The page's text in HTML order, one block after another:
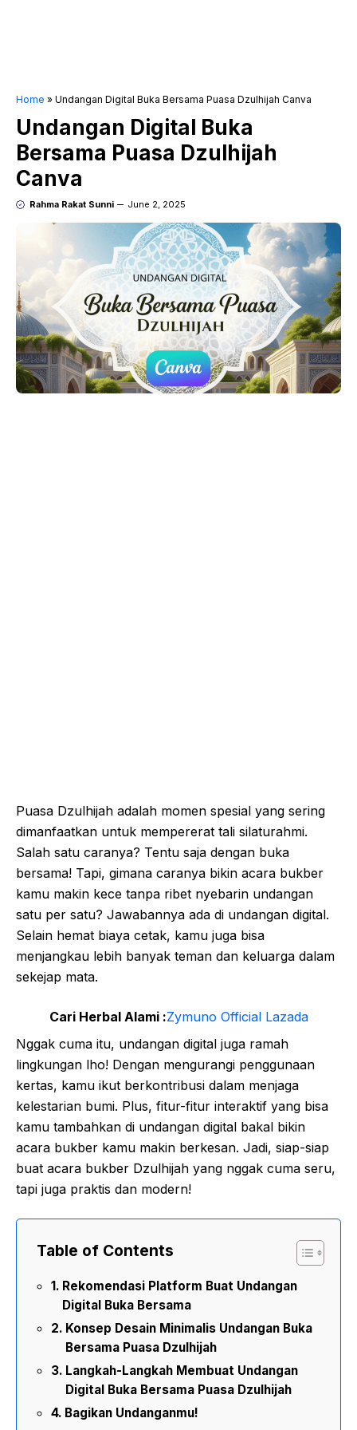
Home » Undangan Digital Buka Bersama Puasa Dzulhijah Canva
Undangan Digital Buka
Bersama Puasa Dzulhijah
Canva
Rahma Rakat Sunni June 2, 2025
Puasa Dzulhijah adalah momen spesial yang sering
dimanfaatkan untuk mempererat tali silaturahmi.
Salah satu caranya? Tentu saja dengan buka
bersama! Tapi, gimana caranya bikin acara bukber
kamu makin kece tanpa ribet nyebarin undangan
satu per satu? Jawabannya ada di undangan digital.
Selain hemat biaya cetak, kamu juga bisa
menjangkau lebih banyak teman dan keluarga dalam
sekejap mata.
Cari Herbal Alami :Zymuno Official Lazada
Nggak cuma itu, undangan digital juga ramah
lingkungan lho! Dengan mengurangi penggunaan
kertas, kamu ikut berkontribusi dalam menjaga
kelestarian bumi. Plus, fitur-fitur interaktif yang bisa
kamu tambahkan di undangan digital bakal bikin
acara bukber kamu makin berkesan. Jadi, siap-siap
buat acara bukber Dzulhijah yang nggak cuma seru,
tapi juga praktis dan modern!
Table of Contents
Rekomendasi Platform Buat Undangan
Digital Buka Bersama
Konsep Desain Minimalis Undangan Buka
Bersama Puasa Dzulhijah
Langkah-Langkah Membuat Undangan
Digital Buka Bersama Puasa Dzulhijah
Bagikan Undanganmu!